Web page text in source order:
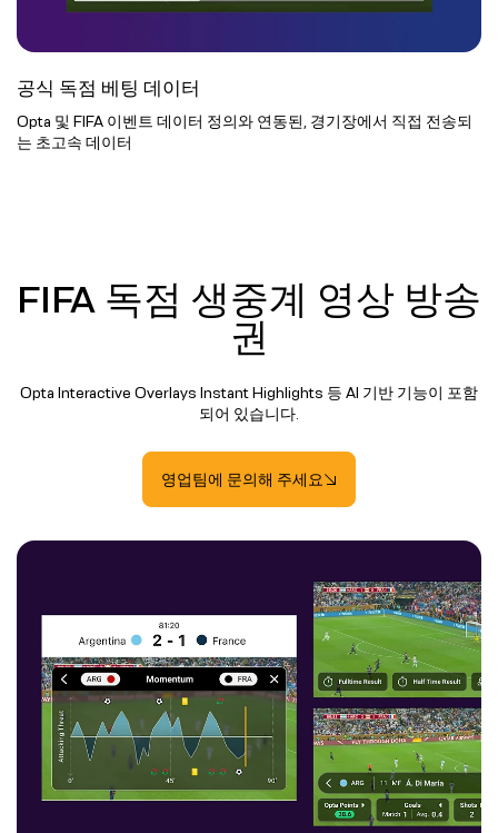
공식 독점 베팅 데이터
Opta 및 FIFA 이벤트 데이터 정의와 연동된, 경기장에서 직접 전송되
는 초고속 데이터
FIFA 독점 생중계 영상 방송
권
Opta Interactive Overlays Instant Highlights 등 AI 기반 기능이 포함
되어 있습니다.
영업팀에 문의해 주세요